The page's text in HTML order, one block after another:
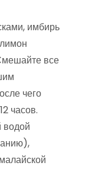
имбирь
все
чего
часов.
водой